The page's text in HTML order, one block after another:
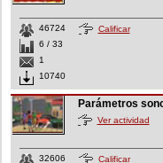
46724
6 / 33
1
10740
Calificar
Parámetros
Ver actividad
32606 Calificar